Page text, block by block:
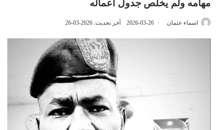
مهامه ولم يخلص جدول اعماله
اسماء عثمان 2026-03-26 آخر تحديث: 2026-03-26